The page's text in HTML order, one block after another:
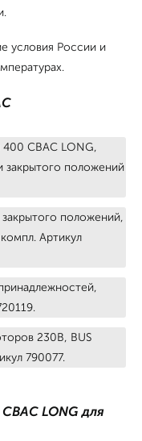
условия России и
400 CBAC LONG,
закрытого положений
положений,
Артикул
230В, BUS
790077.
LONG для